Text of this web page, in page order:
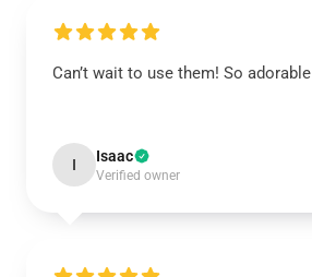
Can’t wait to use them! So adorable
I Isaac
Verified owner